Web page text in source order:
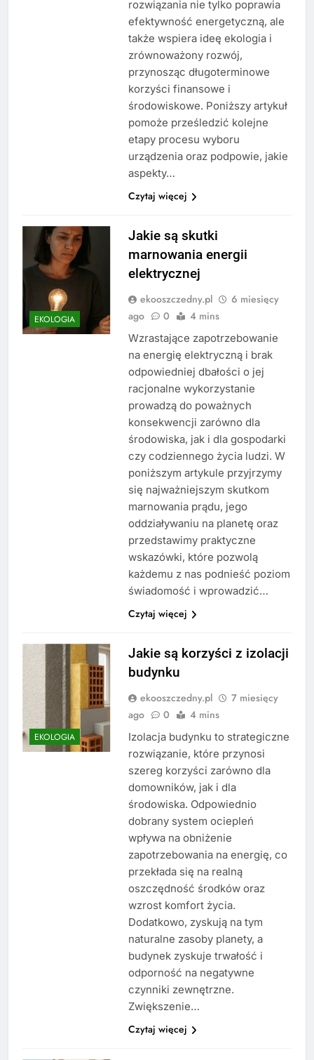
rozwiązania nie tylko poprawia
efektywność energetyczną, ale
także wspiera ideę ekologia i
zrównoważony rozwój,
przynosząc długoterminowe
korzyści finansowe i
środowiskowe. Poniższy artykuł
pomoże prześledzić kolejne
etapy procesu wyboru
urządzenia oraz podpowie, jakie
aspekty…
Czytaj więcej
EKOLOGIA
Jakie są skutki
marnowania energii
elektrycznej
ekooszczedny.pl
6 miesięcy
ago
0 4 mins
Wzrastające zapotrzebowanie
na energię elektryczną i brak
odpowiedniej dbałości o jej
racjonalne wykorzystanie
prowadzą do poważnych
konsekwencji zarówno dla
środowiska, jak i dla gospodarki
czy codziennego życia ludzi. W
poniższym artykule przyjrzymy
się najważniejszym skutkom
marnowania prądu, jego
oddziaływaniu na planetę oraz
przedstawimy praktyczne
wskazówki, które pozwolą
każdemu z nas podnieść poziom
świadomość i wprowadzić…
Czytaj więcej
EKOLOGIA
Jakie są korzyści z izolacji
budynku
ekooszczedny.pl
7 miesięcy
ago
0 4 mins
Izolacja budynku to strategiczne
rozwiązanie, które przynosi
szereg korzyści zarówno dla
domowników, jak i dla
środowiska. Odpowiednio
dobrany system ociepleń
wpływa na obniżenie
zapotrzebowania na energię, co
przekłada się na realną
oszczędność środków oraz
wzrost komfort życia.
Dodatkowo, zyskują na tym
naturalne zasoby planety, a
budynek zyskuje trwałość i
odporność na negatywne
czynniki zewnętrzne.
Zwiększenie…
Czytaj więcej